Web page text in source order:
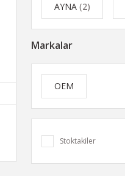
AYNA (2)
Markalar
OEM
Stoktakiler